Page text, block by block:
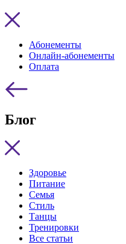
Абонементы
Онлайн-абонементы
Оплата
Блог
Здоровье
Питание
Семья
Стиль
Танцы
Тренировки
Все статьи